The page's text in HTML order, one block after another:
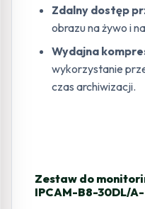
Zdalny dostęp
obrazu na żywo i
Wydajna
wykorzystanie
czas archiwizacji.
Zestaw do
IPCAM-B8-30DL/